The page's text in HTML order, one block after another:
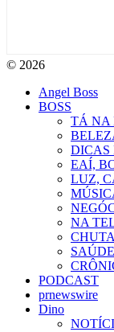
© 2026
Angel Boss
BOSS
TÁ NA
DICAS
EAÍ,
LUZ,
NA
SAÚDE
PODCAST
prnewswire
Dino